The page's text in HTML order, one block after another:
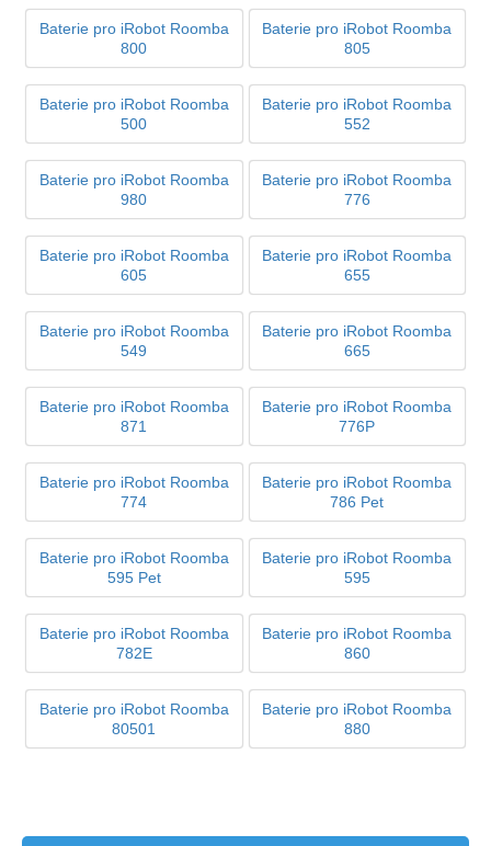
Baterie pro iRobot Roomba
800
Baterie pro iRobot Roomba
805
Baterie pro iRobot Roomba
500
Baterie pro iRobot Roomba
552
Baterie pro iRobot Roomba
980
Baterie pro iRobot Roomba
776
Baterie pro iRobot Roomba
605
Baterie pro iRobot Roomba
655
Baterie pro iRobot Roomba
549
Baterie pro iRobot Roomba
665
Baterie pro iRobot Roomba
871
Baterie pro iRobot Roomba
776P
Baterie pro iRobot Roomba
774
Baterie pro iRobot Roomba
786 Pet
Baterie pro iRobot Roomba
595 Pet
Baterie pro iRobot Roomba
595
Baterie pro iRobot Roomba
782E
Baterie pro iRobot Roomba
860
Baterie pro iRobot Roomba
80501
Baterie pro iRobot Roomba
880